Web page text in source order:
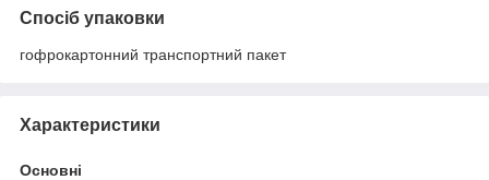
Спосіб упаковки
гофрокартонний транспортний пакет
Характеристики
Основні